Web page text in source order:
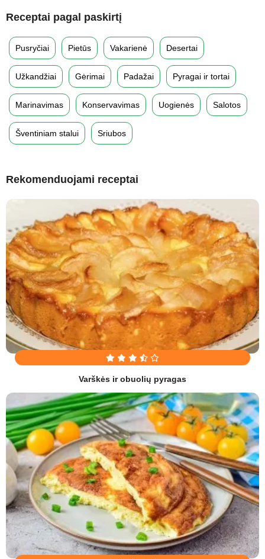
Receptai pagal paskirtį
Pusryčiai Pietūs Vakarienė Desertai
Užkandžiai Gėrimai Padažai Pyragai ir tortai
Marinavimas Konservavimas Uogienės Salotos
Šventiniam stalui Sriubos
Rekomenduojami receptai
Varškės ir obuolių pyragas